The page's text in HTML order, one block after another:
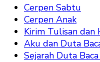
Cerpen Sabtu
Cerpen Anak
Kirim Tulisan dan
Aku dan Duta
Sejarah Duta